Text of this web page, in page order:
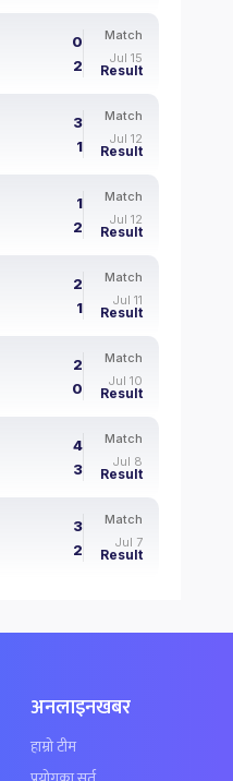
0
2
Match
Jul 15
Result
3
1
Match
Jul 12
Result
1
2
Match
Jul 12
Result
2
1
Match
Jul 11
Result
2
0
Match
Jul 10
Result
4
3
Match
Jul 8
Result
3
2
Match
Jul 7
Result
अनलाइनखबर
हाम्रो टीम